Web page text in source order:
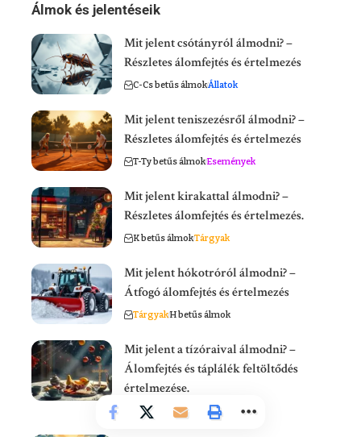
Álmok és jelentéseik
Mit jelent csótányról álmodni? –
Részletes álomfejtés és értelmezés
C-Cs betűs álmokÁllatok
Mit jelent teniszezésről álmodni? –
Részletes álomfejtés és értelmezés
T-Ty betűs álmokEsemények
Mit jelent kirakattal álmodni? –
Részletes álomfejtés és értelmezés.
K betűs álmokTárgyak
Mit jelent hókotróról álmodni? –
Átfogó álomfejtés és értelmezés
TárgyakH betűs álmok
Mit jelent a tízóraival álmodni? –
Álomfejtés és táplálék feltöltődés
értelmezése.
EseményekT-Ty betűs álmok